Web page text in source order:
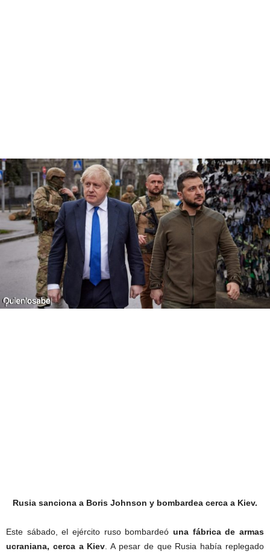
Rusia sanciona a Boris Johnson y bombardea cerca a Kiev.
Este sábado, el ejército ruso bombardeó una fábrica de armas
ucraniana, cerca a Kiev . A pesar de que Rusia había replegado